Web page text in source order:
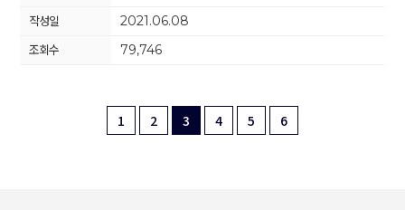
2021.06.08
79,746
1 2 3 4 5 6